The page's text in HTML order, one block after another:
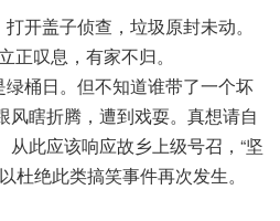
盖子侦查，垃圾原封未动。
正叹息，有家不归。
桶日。但不知道谁带了一个坏
风瞎折腾，遭到戏耍。真想请自
从此应该响应故乡上级号召，“坚
杜绝此类搞笑事件再次发生。